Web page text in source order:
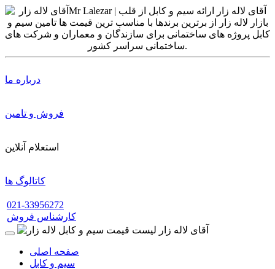
درباره ما
فروش و تامین
استعلام آنلاین
کاتالوگ ها
021-33956272
کارشناس فروش
صفحه اصلی
سیم و کابل